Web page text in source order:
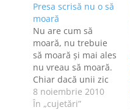
Presa scrisă nu o să
moară
Nu are cum să
moară, nu trebuie
să moară şi mai ales
nu vreau să moară.
Chiar dacă unii zic
că e fain să stai pe
WC cu Galaxy Tab-
8 noiembrie 2010
În „cujetări”